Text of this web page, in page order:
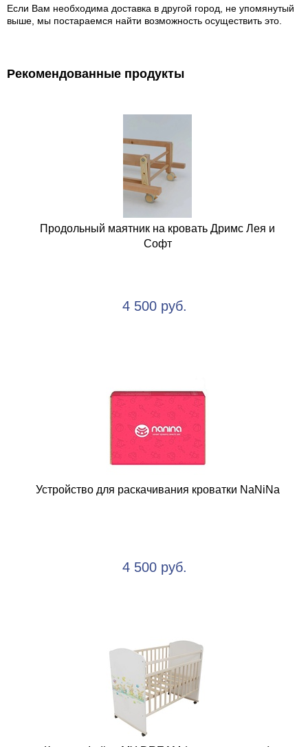
Если Вам необходима доставка в другой город, не упомянутый
выше, мы постараемся найти возможность осуществить это.
Рекомендованные продукты
Продольный маятник на кровать Дримс Лея и
Софт
4 500 руб.
Устройство для раскачивания кроватки NaNiNa
4 500 руб.